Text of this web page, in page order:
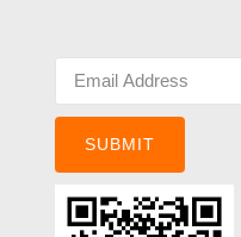
SUBMIT